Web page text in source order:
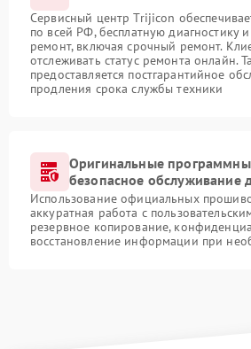
Сервисный центр Trijicon
по всей РФ, бесплатную диагностику
ремонт, включая срочный ремонт.
отслеживать статус ремонта онлайн.
предоставляется постгарантийное
продления срока службы техники
Оригинальные
безопасное обслуживание
Использование официальных
аккуратная работа с
резервное копирование,
восстановление информации при